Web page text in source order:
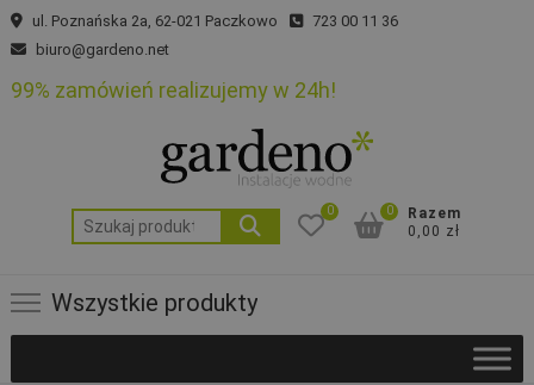
Skip
to
ul. Poznańska 2a, 62-021 Paczkowo
723 00 11 36
biuro@gardeno.net
99% zamówień realizujemy w 24h!
Szukaj:
0
Razem
0,00 zł
0
Wszystkie produkty